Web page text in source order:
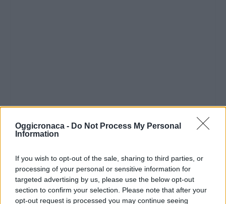
Oggicronaca - Do Not Process My Personal
Information
If you wish to opt-out of the sale, sharing to third parties, or
processing of your personal or sensitive information for
targeted advertising by us, please use the below opt-out
section to confirm your selection. Please note that after your
opt-out request is processed you may continue seeing